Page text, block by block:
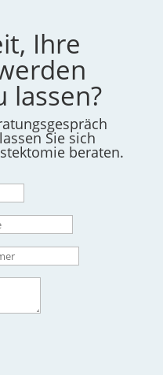
Ihre
lassen?
Sie sich
beraten.